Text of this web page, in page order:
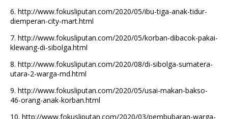
6. http://www.fokusliputan.com/2020/05/ibu-tiga-anak-tidur-
diemperan-city-mart.html
7. http://www.fokusliputan.com/2020/05/korban-dibacok-pakai-
klewang-di-sibolga.html
8. http://www.fokusliputan.com/2020/08/di-sibolga-sumatera-
utara-2-warga-md.html
9. http://www.fokusliputan.com/2020/05/usai-makan-bakso-
46-orang-anak-korban.html
10. http://www.fokusliputan.com/2020/03/pembubaran-warga-